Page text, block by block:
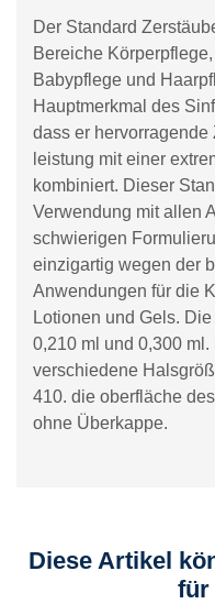
Der Standard
Bereiche
Babypflege und
Hauptmerkmal des
dass er
leistung mit einer
kombiniert. Dieser
Verwendung mit allen
schwierigen
einzigartig wegen der
Anwendungen für die
Lotionen und Gels.
0,210 ml und 0,300
verschiedene
410. die oberfläche
ohne Überkappe.
Diese Artikel
für